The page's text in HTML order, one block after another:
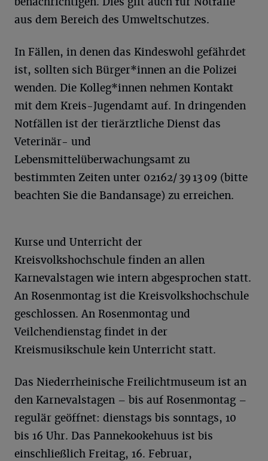
aus dem Bereich des Umweltschutzes.
In Fällen, in denen das Kindeswohl gefährdet
ist, sollten sich Bürger*innen an die Polizei
wenden. Die Kolleg*innen nehmen Kontakt
mit dem Kreis-Jugendamt auf. In dringenden
Notfällen ist der tierärztliche Dienst das
Veterinär- und
Lebensmittelüberwachungsamt zu
bestimmten Zeiten unter 02162/ 39 13 09 (bitte
beachten Sie die Bandansage) zu erreichen.
Kurse und Unterricht der
Kreisvolkshochschule finden an allen
Karnevalstagen wie intern abgesprochen statt.
An Rosenmontag ist die Kreisvolkshochschule
geschlossen. An Rosenmontag und
Veilchendienstag findet in der
Kreismusikschule kein Unterricht statt.
Das Niederrheinische Freilichtmuseum ist an
den Karnevalstagen – bis auf Rosenmontag –
regulär geöffnet: dienstags bis sonntags, 10
bis 16 Uhr. Das Pannekookehuus ist bis
einschließlich Freitag, 16. Februar,